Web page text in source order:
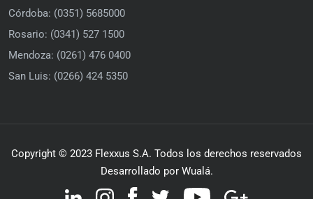
Córdoba: (0351) 5685000
Rosario: (0341) 527 1500
Mendoza: (0261) 476 0400
San Luis: (0266) 424 5350
Copyright © 2023 Flexxus S.A. Todos los derechos reservados
Desarrollado por Wualá.